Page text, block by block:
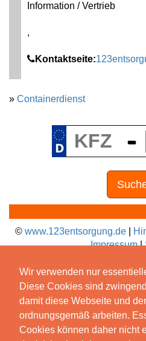
Wir verwenden nur
Diese Cookies sind
damit diese Webseite und
ordnungsgemäß arbeiten.
Cookies können daher nicht
Information / Vertrieb
,
Kontaktseite:
» Containerdienst
© www.123entsorgung.de
Impressum|